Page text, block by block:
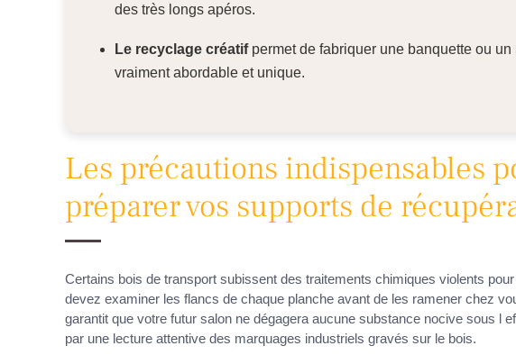
des très longs apéros.
Le recyclage créatifpermet de fabriquer une banquette ou
vraiment abordable et unique.
Les précautions indispensables
préparer vos supports de
Certains bois de transport subissent des traitements chimiques violents
devez examiner les flancs de chaque planche avant de les ramener chez
garantit que votre futur salon ne dégagera aucune substance nocive sous l
par une lecture attentive des marquages industriels gravés sur le bois.